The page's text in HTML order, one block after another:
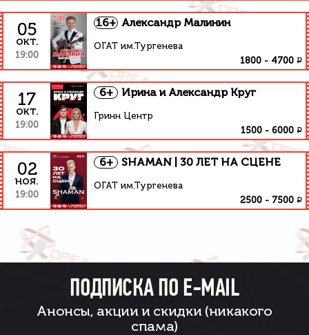
05
окт.
19:00
16+ Александр Малинин
ОГАТ им.Тургенева
1800 - 4700 ₽
17
окт.
19:00
6+ Ирина и Александр Круг
Гринн Центр
1500 - 6000 ₽
02
ноя.
19:00
6+ SHAMAN | 30 ЛЕТ НА СЦЕНЕ
ОГАТ им.Тургенева
2500 - 7500 ₽
ПОДПИСКА ПО E-MAIL
Анонсы, акции и скидки (никакого
спама)